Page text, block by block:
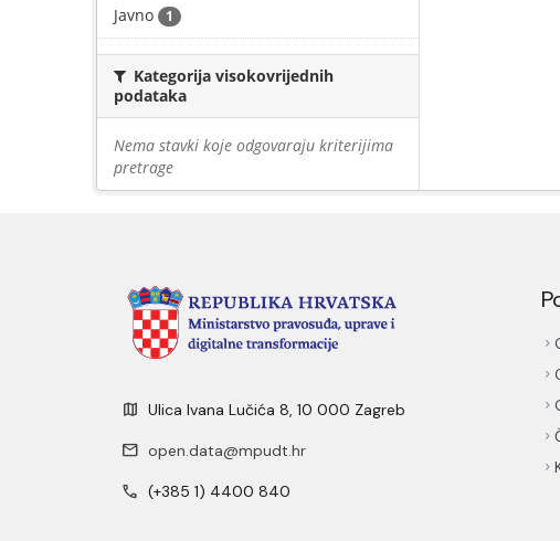
Javno 1
Kategorija visokovrijednih
podataka
Nema stavki koje odgovaraju kriterijima
pretrage